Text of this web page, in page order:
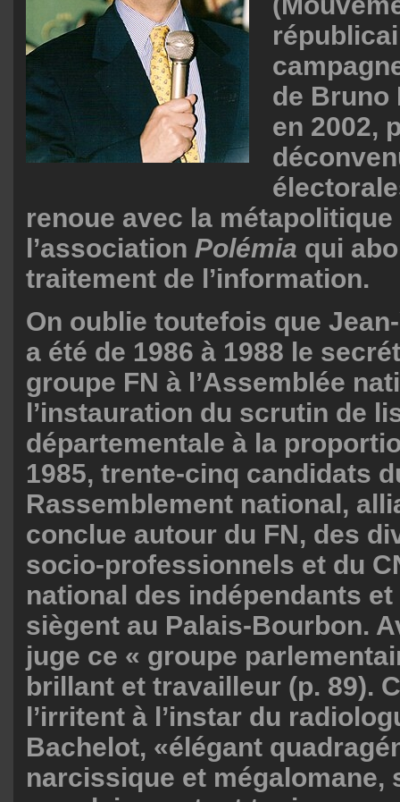
de Bruno
en 2002,
renoue avec la
l’association Polémia qui
traitement de l’information.
On oublie toutefois que
a été de 1986 à 1988 le
groupe FN à l’Assemblée
l’instauration du scrutin de
départementale à la
1985, trente-cinq candidats
Rassemblement national,
conclue autour du FN, des
socio-professionnels et du
national des indépendants
siègent au Palais-Bourbon.
juge ce « groupe
brillant et travailleur (p. 89).
l’irritent à l’instar du
Bachelot, «élégant
narcissique et mégalomane,